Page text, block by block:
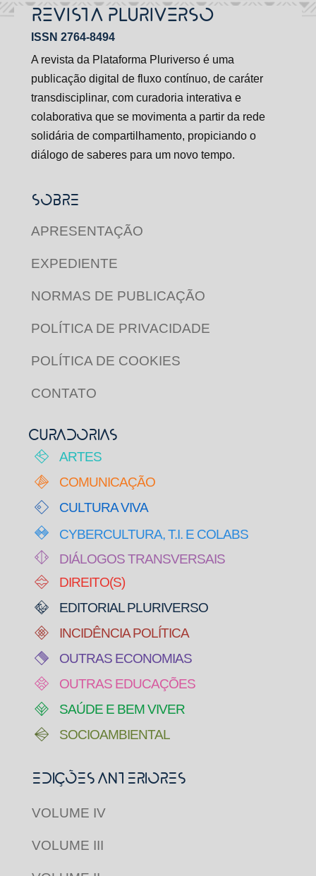
REVISTA PLURIVERSO
ISSN 2764-8494
A revista da Plataforma Pluriverso é uma
publicação digital de fluxo contínuo, de caráter
transdisciplinar, com curadoria interativa e
colaborativa que se movimenta a partir da rede
solidária de compartilhamento, propiciando o
diálogo de saberes para um novo tempo.
SOBRE
APRESENTAÇÃO
EXPEDIENTE
NORMAS DE PUBLICAÇÃO
POLÍTICA DE PRIVACIDADE
POLÍTICA DE COOKIES
CONTATO
CURADORIAS
ARTES
COMUNICAÇÃO
CULTURA VIVA
CYBERCULTURA, T.I. E COLABS
DIÁLOGOS TRANSVERSAIS
DIREITO(S)
EDITORIAL PLURIVERSO
INCIDÊNCIA POLÍTICA
OUTRAS ECONOMIAS
OUTRAS EDUCAÇÕES
SAÚDE E BEM VIVER
SOCIOAMBIENTAL
Edições Anteriores
VOLUME IV
VOLUME III